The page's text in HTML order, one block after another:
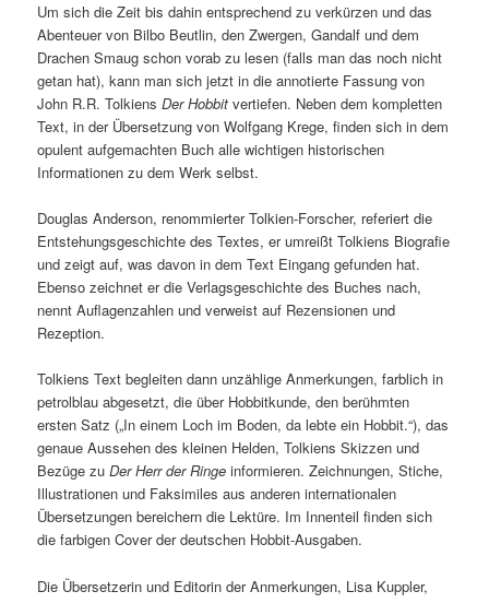
Um sich die Zeit bis dahin entsprechend zu verkürzen und das
Abenteuer von Bilbo Beutlin, den Zwergen, Gandalf und dem
Drachen Smaug schon vorab zu lesen (falls man das noch nicht
getan hat), kann man sich jetzt in die annotierte Fassung von
John R.R. TolkiensDer Hobbit vertiefen. Neben dem kompletten
Text, in der Übersetzung von Wolfgang Krege, finden sich in dem
opulent aufgemachten Buch alle wichtigen historischen
Informationen zu dem Werk selbst.
Douglas Anderson, renommierter Tolkien-Forscher, referiert die
Entstehungsgeschichte des Textes, er umreißt Tolkiens Biografie
und zeigt auf, was davon in dem Text Eingang gefunden hat.
Ebenso zeichnet er die Verlagsgeschichte des Buches nach,
nennt Auflagenzahlen und verweist auf Rezensionen und
Rezeption.
Tolkiens Text begleiten dann unzählige Anmerkungen, farblich in
petrolblau abgesetzt, die über Hobbitkunde, den berühmten
ersten Satz („In einem Loch im Boden, da lebte ein Hobbit.“), das
genaue Aussehen des kleinen Helden, Tolkiens Skizzen und
Bezüge zuDer Herr der Ringe informieren. Zeichnungen, Stiche,
Illustrationen und Faksimiles aus anderen internationalen
Übersetzungen bereichern die Lektüre. Im Innenteil finden sich
die farbigen Cover der deutschen Hobbit-Ausgaben.
Die Übersetzerin und Editorin der Anmerkungen, Lisa Kuppler,